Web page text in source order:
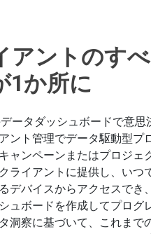
アントのす
1か所に
ータダッシュボードで意思
ント管理でデータ駆動型プ
ャンペーンまたはプロジェ
ライアントに提供し、いつ
デバイスからアクセスでき
ュボードを作成してプログ
洞察に基づいて、これまで